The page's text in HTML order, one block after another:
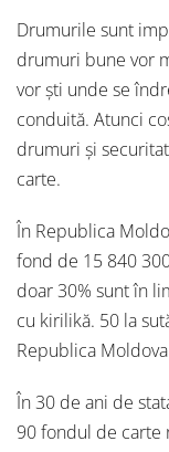
Drumurile sunt
drumuri bune vor
vor ști unde se
conduită. Atunci
drumuri și
carte.
În Republica
fond de 15 840
doar 30% sunt în
cu kirilikă. 50 la
Republica
În 30 de ani de
90 fondul de carte